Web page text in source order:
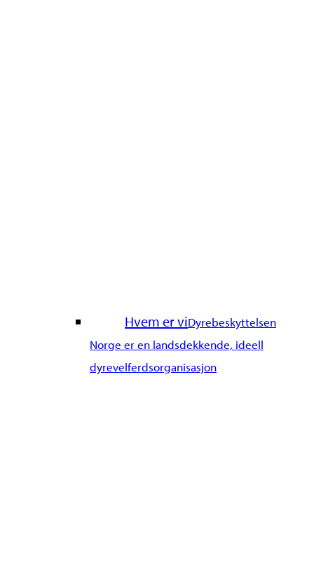
Hvem er viDyrebeskyttelsen
Norge er en landsdekkende, ideell
dyrevelferdsorganisasjon